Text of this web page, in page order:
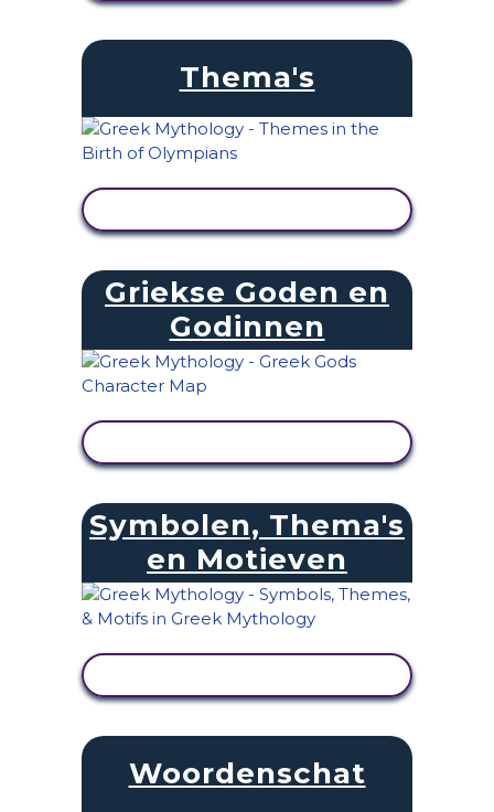
Thema's
Griekse Goden en
Godinnen
Symbolen, Thema's
en Motieven
Woordenschat